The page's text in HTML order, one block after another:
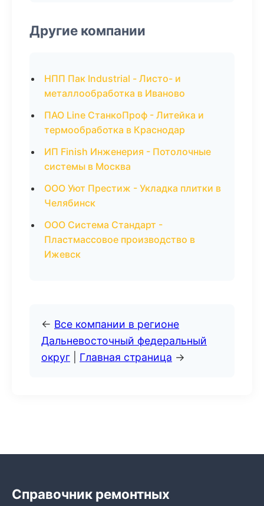
Другие компании
НПП Пак Industrial - Листо- и
металлообработка в Иваново
ПАО Line СтанкоПроф - Литейка и
термообработка в Краснодар
ИП Finish Инженерия - Потолочные
системы в Москва
ООО Уют Престиж - Укладка плитки в
Челябинск
ООО Система Стандарт -
Пластмассовое производство в
Ижевск
← Все компании в регионе
Дальневосточный федеральный
округ
Главная страница →
Справочник ремонтных